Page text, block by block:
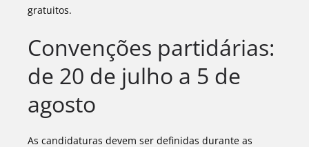
gratuitos.
Convenções partidárias:
de 20 de julho a 5 de
agosto
As candidaturas devem ser definidas durante as